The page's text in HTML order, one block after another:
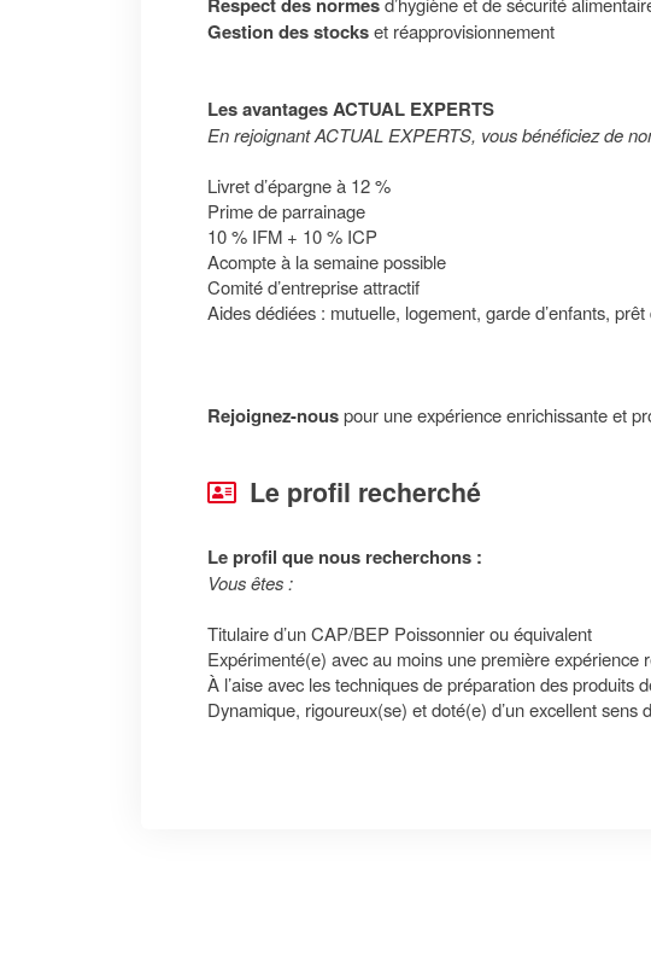
Gestion des stockset réapprovisionnement
Les avantages ACTUAL EXPERTS
En rejoignant ACTUAL EXPERTS, vous bénéficiez de
Livret d’épargne à 12 %
Prime de parrainage
10 % IFM + 10 % ICP
Acompte à la semaine possible
Comité d’entreprise attractif
Aides dédiées : mutuelle, logement, garde d’enfants,
Rejoignez-nouspour une expérience enrichissante et
Le profil recherché
Le profil que nous recherchons :
Vous êtes :
Titulaire d’un CAP/BEP Poissonnier ou équivalent
Expérimenté(e) avec au moins une première expérience
À l’aise avec les techniques de préparation des produits
Dynamique, rigoureux(se) et doté(e) d’un excellent sens